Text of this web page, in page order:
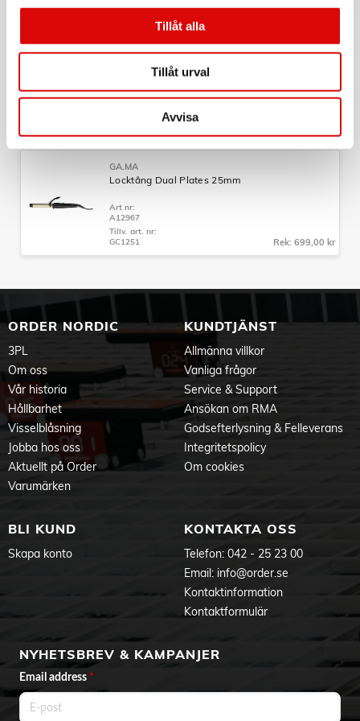
Tillåt alla
Tillåt urval
Avvisa
GC1250
Rek: 649,00 kr
GA.MA
Locktång Dual Plates 33mm
Art nr:
A12969
GA.MA
Locktång Dual Plates 25mm
Art nr:
A12967
Tillv. art. nr:
GC1251
Rek: 699,00 kr
ORDER NORDIC
3PL
Om oss
Vår historia
Hållbarhet
Visselblåsning
Jobba hos oss
Aktuellt på Order
Varumärken
KUNDTJÄNST
Allmänna villkor
Vanliga frågor
Service & Support
Ansökan om RMA
Godsefterlysning & Felleverans
Integritetspolicy
Om cookies
BLI KUND
Skapa konto
KONTAKTA OSS
Telefon: 042 - 25 23 00
Email: info@order.se
Kontaktinformation
Kontaktformulär
NYHETSBREV & KAMPANJER
Email address *